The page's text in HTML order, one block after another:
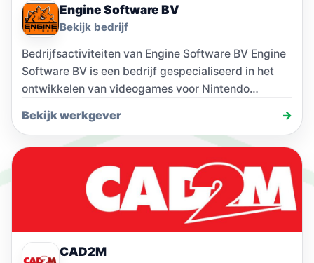
Engine Software BV
Bekijk bedrijf
Bedrijfsactiviteiten van Engine Software BV Engine
Software BV is een bedrijf gespecialiseerd in het
ontwikkelen van videogames voor Nintendo
Bekijk werkgever →
CAD2M